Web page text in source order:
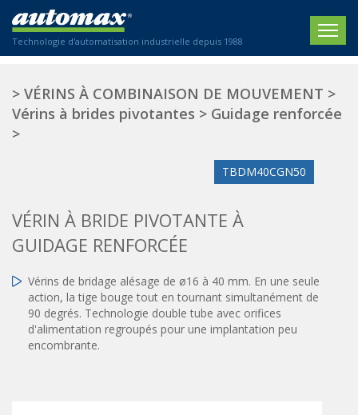
Technologie d'automatisation industrielle depuis 1988
ACCUEIL
SOCIÉTÉ
Actionneurs électriques
Actionneurs normalisés
Amortisseurs hydrauliques
Régulateurs hydrauliques
Systèmes modulaires pneumatiques
Tables de translation
Agriculture
Emballage / Étiquetage
Imprimerie
Plasturgie
Solutions personnalisées
CONTACT
+33 0 254 553 811
En
> VÉRINS À COMBINAISON DE MOUVEMENT >
Vérins à brides pivotantes > Guidage renforcée
>
TBDM40CGN50
VÉRIN À BRIDE PIVOTANTE À
GUIDAGE RENFORCÉE
Vérins de bridage alésage de ø16 à 40 mm. En une seule
action, la tige bouge tout en tournant simultanément de
90 degrés. Technologie double tube avec orifices
d'alimentation regroupés pour une implantation peu
encombrante.